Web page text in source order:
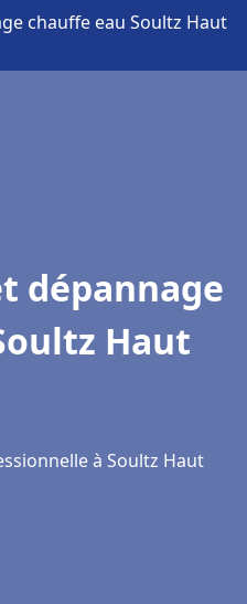
chauffe eau Soultz Haut
dépannage
Haut
à Soultz Haut